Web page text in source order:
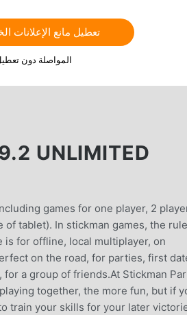
UNLIMITED
games for one player, 2
tablet). In stickman games, the
is for offline, local multiplayer, on
on the road, for parties, first
a group of friends.At Stickman
together, the more fun, but if
train your skills for your later
تعطيل مانع الإعلانات
المواصلة دون